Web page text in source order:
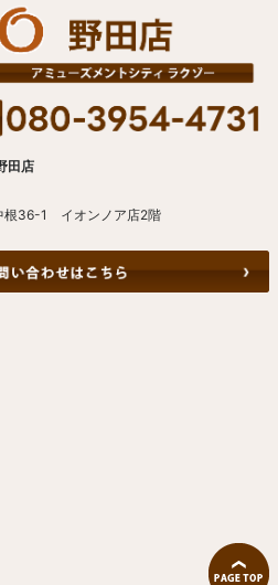
田店
根36-1 イオンノア店2階